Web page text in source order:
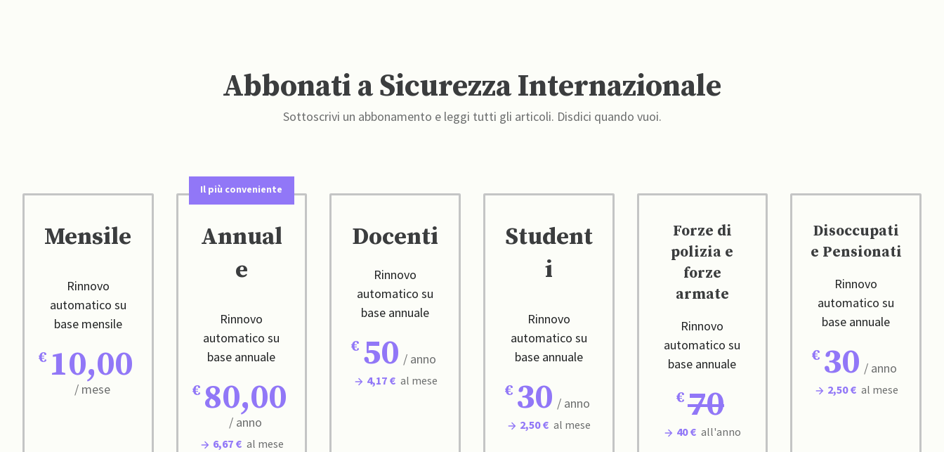
Abbonati a Sicurezza Internazionale
Sottoscrivi un abbonamento e leggi tutti gli articoli. Disdici quando vuoi.
Mensile
Rinnovo
automatico su
base mensile
10,00
/ mese
Il più conveniente
Annual
e
Rinnovo
automatico su
base annuale
80,00
/ anno
6,67 € al mese
Docenti
Rinnovo
automatico su
base annuale
50 / anno
4,17 € al mese
Student
i
Rinnovo
automatico su
base annuale
30 / anno
2,50 € al mese
Forze di
polizia e
forze
armate
Rinnovo
automatico su
base annuale
70
40 € all'anno
Disoccupati
e Pensionati
Rinnovo
automatico su
base annuale
30 / anno
2,50 € al mese